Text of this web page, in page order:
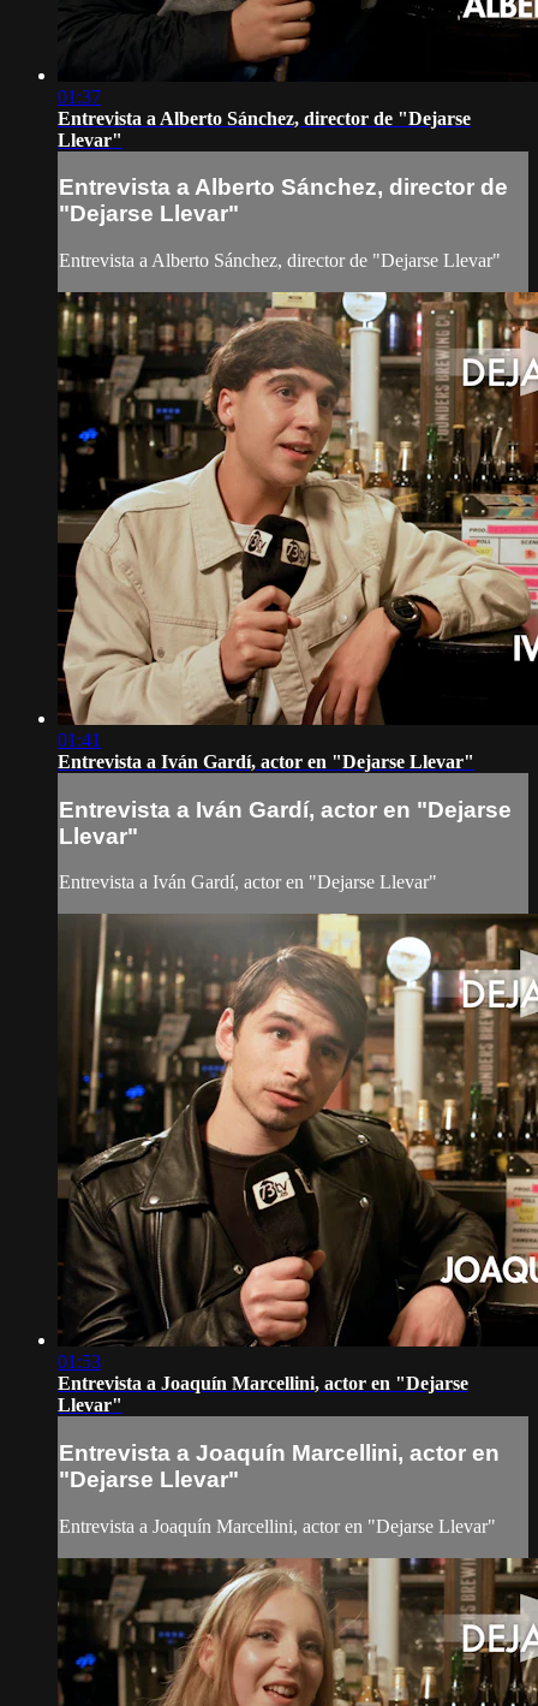
01:37
Entrevista a Alberto Sánchez, director de "Dejarse
Llevar"
Entrevista a Alberto Sánchez, director de
"Dejarse Llevar"
Entrevista a Alberto Sánchez, director de "Dejarse Llevar"
01:41
Entrevista a Iván Gardí, actor en "Dejarse Llevar"
Entrevista a Iván Gardí, actor en "Dejarse
Llevar"
Entrevista a Iván Gardí, actor en "Dejarse Llevar"
01:53
Entrevista a Joaquín Marcellini, actor en "Dejarse
Llevar"
Entrevista a Joaquín Marcellini, actor en
"Dejarse Llevar"
Entrevista a Joaquín Marcellini, actor en "Dejarse Llevar"